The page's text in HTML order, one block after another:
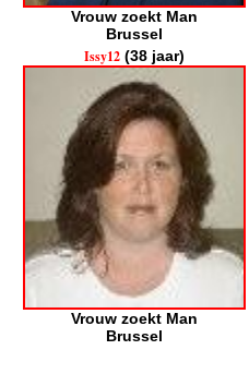
Vrouw zoekt Man
Brussel
Issy12 (38 jaar)
Vrouw zoekt Man
Brussel